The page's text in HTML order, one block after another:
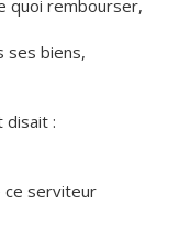
quoi rembourser,
ses biens,
:
ce serviteur